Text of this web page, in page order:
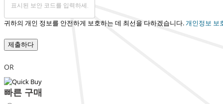
귀하의 개인 정보를 안전하게 보호하는 데 최선을 다하겠습니다. 개인정보 보
제출하다
OR
빠른 구매